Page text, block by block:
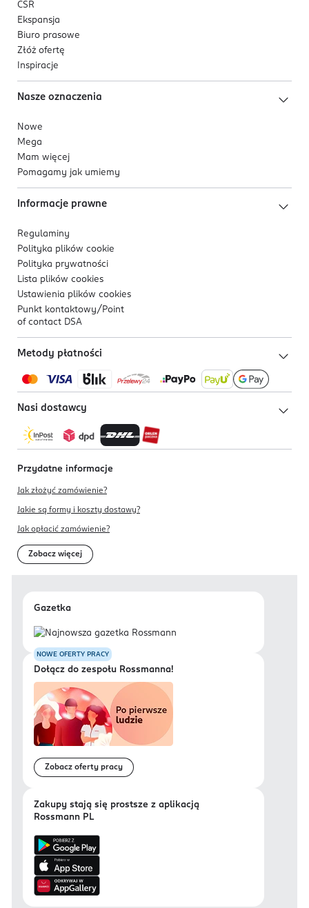
CSR
Ekspansja
Biuro prasowe
Złóż ofertę
Inspiracje
Nasze oznaczenia
Nowe
Mega
Mam więcej
Pomagamy jak umiemy
Informacje prawne
Regulaminy
Polityka plików cookie
Polityka prywatności
Lista plików cookies
Ustawienia plików cookies
Punkt kontaktowy/ Point
of contact DSA
Metody płatności
Nasi dostawcy
Przydatne informacje
Jak złożyć zamówienie?
Jakie są formy i koszty dostawy?
Jak opłacić zamówienie?
Zobacz więcej
Gazetka
NOWE OFERTY PRACY
Dołącz do zespołu Rossmanna!
Zobacz oferty pracy
Zakupy stają się prostsze z aplikacją
Rossmann PL